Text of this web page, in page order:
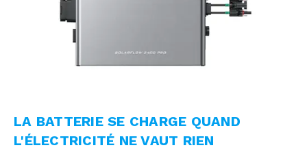
LA BATTERIE SE CHARGE QUAND
L'ÉLECTRICITÉ NE VAUT RIEN